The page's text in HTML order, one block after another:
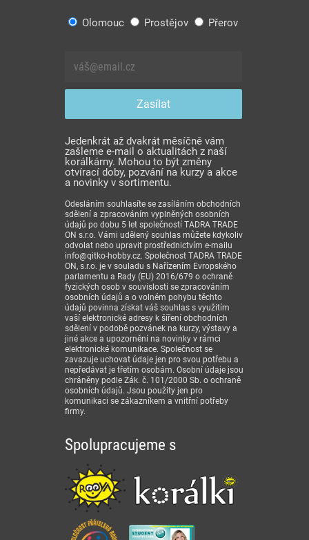
Olomouc Prostějov Přerov
Jedenkrát až dvakrát měsíčně vám
zašleme e-mail o aktualitách z naší
korálkárny. Mohou to být změny
otvírací doby, pozvání na kurzy a akce
a novinky v sortimentu.
Odesláním souhlasíte se zasíláním obchodních
sdělení a zpracováním vyplněných osobních
údajů po dobu 5 let společností TADRA TRADE
ON s.r.o. Vámi udělený souhlas můžete kdykoliv
odvolat nebo upravit prostřednictvím e-mailu
info@qitko-hobby.cz. Společnost TADRA TRADE
ON, s.r.o. je v souladu s Nařízením Evropského
parlamentu a Rady (EU) 2016/679 o ochraně
fyzických osob v souvislosti se zpracováním
osobních údajů a o volném pohybu těchto
údajů povinna získat váš souhlas s využitím
vaší elektronické adresy k šíření obchodních
sdělení v podobě pozvánek na kurzy, výstavy a
jiné akce a upozornění na novinky v rámci
elektronické komunikace. Společnost se
zavazuje uchovat údaje jen pro svou potřebu a
nepředávat je třetím osobám. Osobní údaje jsou
chráněny podle Zák. č. 101/2000 Sb. o ochraně
osobních údajů. Jsou použity jen pro
komunikaci se zákazníkem a vnitřní potřeby
firmy.
Spolupracujeme s